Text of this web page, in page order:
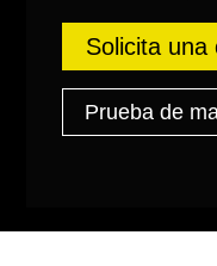
Solicita una
Prueba de